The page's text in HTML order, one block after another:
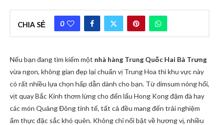
CHIA SẺ 0
Nếu bạn đang tìm kiếm một nhà hàng Trung Quốc Hai Bà Trưng
vừa ngon, không gian đẹp lại chuẩn vị Trung Hoa thì khu vực này
có rất nhiều lựa chọn hấp dẫn dành cho bạn. Từ dimsum nóng hổi,
vịt quay Bắc Kinh thơm lừng cho đến lẩu Hong Kong đậm đà hay
các món Quảng Đông tinh tế, tất cả đều mang đến trải nghiệm
ẩm thực đặc sắc khó quên. Không chỉ nổi bật về hương vị, nhiều